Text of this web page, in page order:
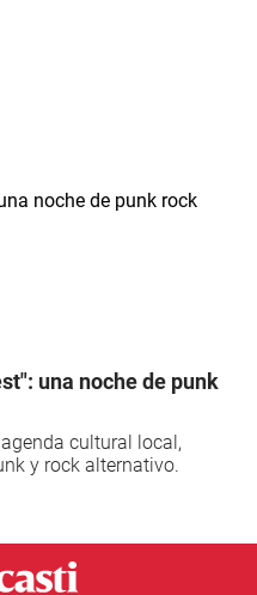
una noche de punk
cultural local,
y rock alternativo.